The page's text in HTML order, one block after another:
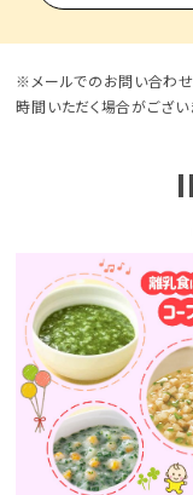
※メールでのお問い合わ
時間いただく場合がござい